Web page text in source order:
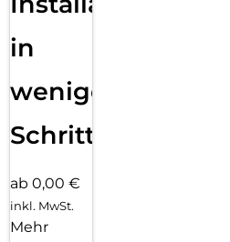
in
wenigen
Schritten
ab 0,00 €
inkl. MwSt.
Mehr